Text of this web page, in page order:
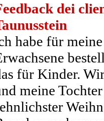
dei
habe für
für Kinder.
meine